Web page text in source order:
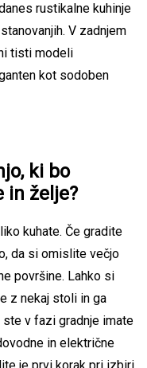
rustikalne kuhinje
V zadnjem
tisti modeli
kot sodoben
ki bo
in želje?
kuhate. Če gradite
da si omislite večjo
površine. Lahko si
z nekaj stoli in ga
v fazi gradnje imate
in električne